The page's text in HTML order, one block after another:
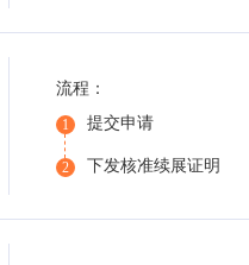
流程：
1 提交申请
2 下发核准续展证明